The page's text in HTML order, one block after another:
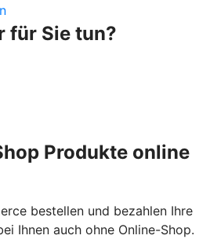
für Sie tun?
Produkte online
bestellen und bezahlen Ihre
Ihnen auch ohne Online-Shop.